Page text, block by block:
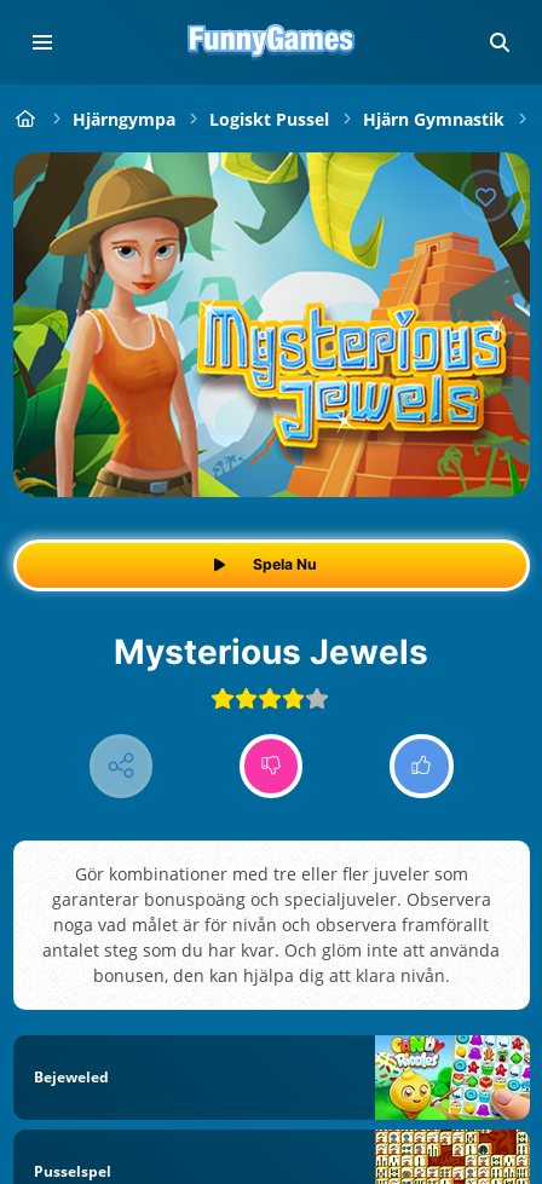
Hjärngympa Logiskt Pussel Hjärn Gymnastik
Spela Nu
Mysterious Jewels
Gör kombinationer med tre eller fler juveler som
garanterar bonuspoäng och specialjuveler. Observera
noga vad målet är för nivån och observera framförallt
antalet steg som du har kvar. Och glöm inte att använda
bonusen, den kan hjälpa dig att klara nivån.
Bejeweled
Pusselspel